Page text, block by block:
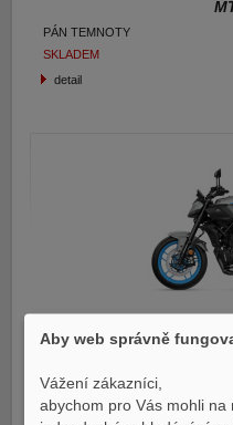
PÁN TEMNOTY
SKLADEM
detail
MT07 /
SKLADEM
detail
Aby web správně
Vážení zákazníci,
abychom pro Vás mohli